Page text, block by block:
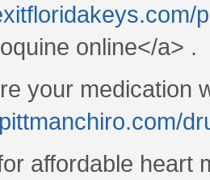
online</a> .
your medication
affordable heart